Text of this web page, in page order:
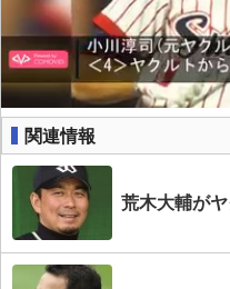
関連情報
荒木大輔が